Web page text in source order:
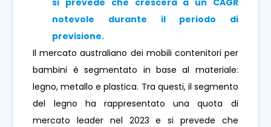
notevole durante il periodo di
previsione.
Il mercato australiano dei mobili contenitori per
bambini è segmentato in base al materiale:
legno, metallo e plastica. Tra questi, il segmento
del legno ha rappresentato una quota di
mercato leader nel 2023 e si prevede che